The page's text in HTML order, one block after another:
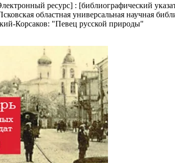
ресурс] : [библиографический
областная универсальная научная
Корсаков: "Певец русской природы"